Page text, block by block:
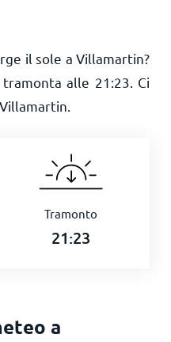
il sole a Villamartin?
tramonta alle 21:23 . Ci
Tramonto
21:23
a